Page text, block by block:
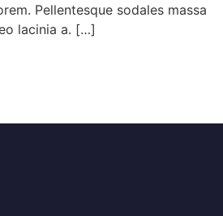
Pellentesque sodales massa
lacinia a. […]